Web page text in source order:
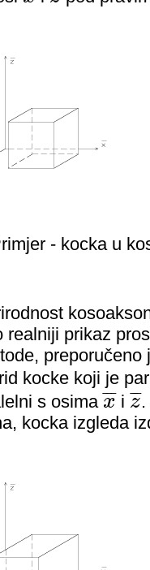
- kocka u
realniji prikaz
kocke koji je
s osima x
¯¯
¯
x¯ i z
¯¯
¯
z¯
kocka izgleda